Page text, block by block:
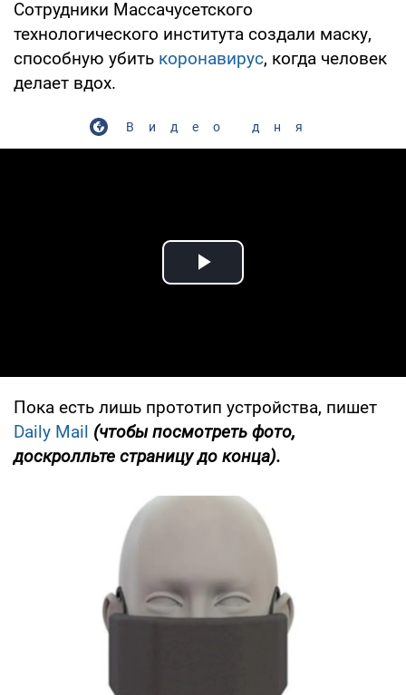
Сотрудники Массачусетского
технологического института создали маску,
способную убить коронавирус, когда человек
делает вдох.
Видео дня
Play Video
Пока есть лишь прототип устройства, пишет
Daily Mail (чтобы посмотреть фото,
доскролльте страницу до конца).